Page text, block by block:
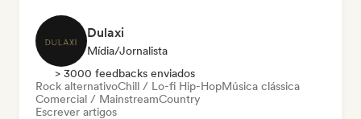
Dulaxi
Mídia/Jornalista
> 3000 feedbacks enviados
Rock alternativoChill / Lo-fi Hip-HopMúsica clássica
Comercial / MainstreamCountry
Escrever artigos